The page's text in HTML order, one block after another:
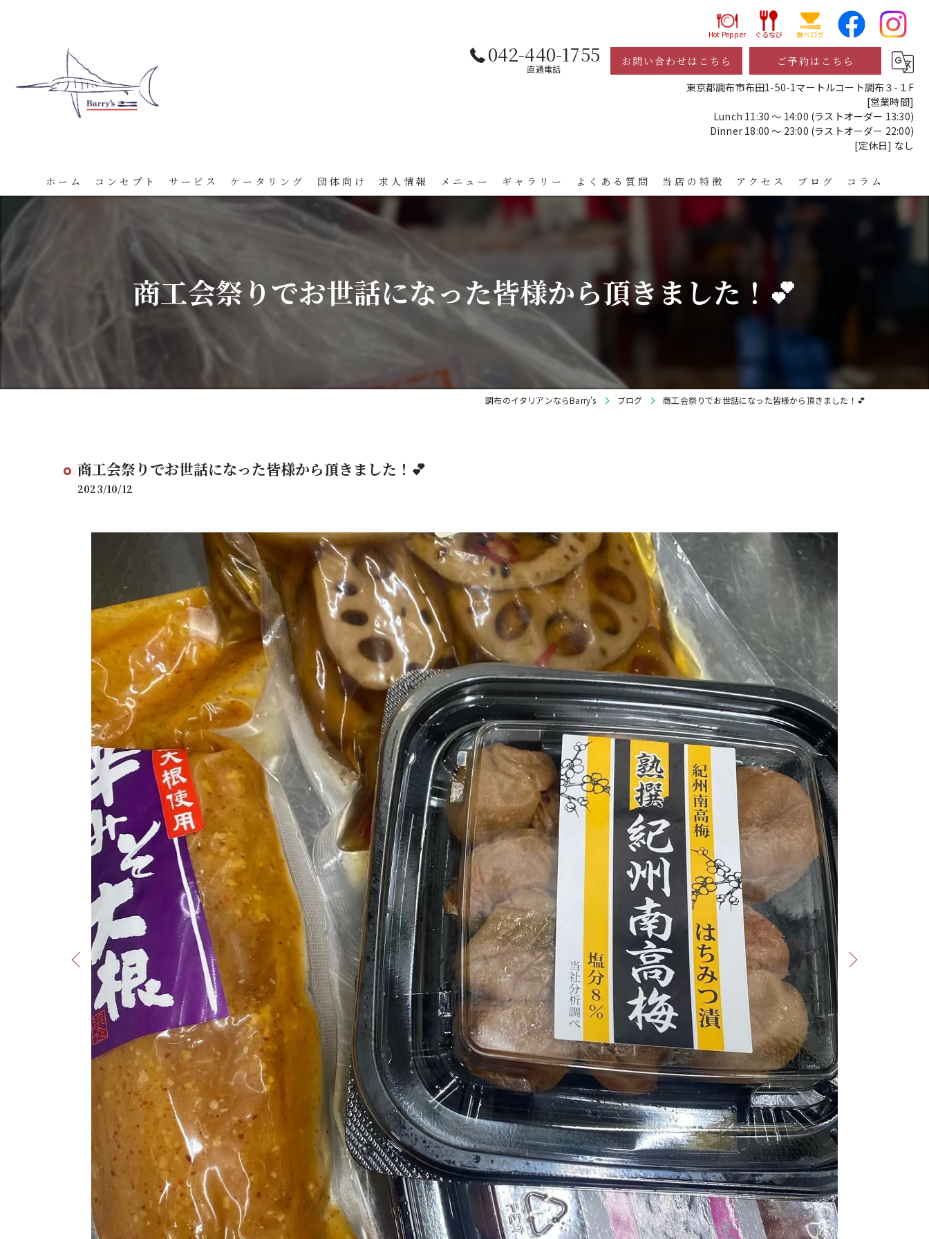
Hot Pepper ぐるなび 食べログ
042-440-1755
直通電話
お問い合わせはこちら
ご予約はこちら
東京都調布市布田1-50-1マートルコート調布３-１F
[営業時間]
Lunch 11:30 ～ 14:00 (ラストオーダー 13:30)
Dinner 18:00 ～ 23:00 (ラストオーダー 22:00)
[定休日] なし
ホーム コンセプト サービス ケータリング 団体向け 求人情報 メニュー ギャラリー よくある質問 当店の特徴
レストラン
宴会
アクセス ブログ コラム
商工会祭りでお世話になった皆様から頂きました！💕
調布のイタリアンならBarry's ブログ 商工会祭りでお世話になった皆様から頂きました！💕
商工会祭りでお世話になった皆様から頂きました！💕
2023/10/12